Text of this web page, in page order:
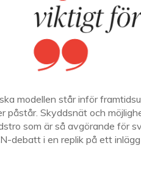
modellen står inför
påstår. Skyddsnät och
som är så avgörande för
debatt i en replik på ett